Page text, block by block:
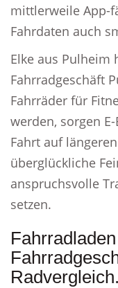
mittlerweile App-
Fahrdaten auch
Elke aus Pulheim
Fahrradgeschäft
Fahrräder für
werden, sorgen
Fahrt auf
überglückliche
anspruchsvolle
setzen.
Radvergleich.